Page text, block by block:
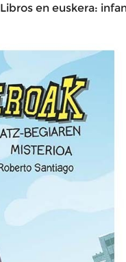
Libros en euskera: